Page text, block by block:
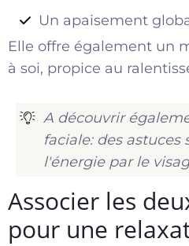
Un apaisement
Elle offre également un
à soi, propice au
A découvrir
faciale: des
l'énergie par le
Associer les
pour une